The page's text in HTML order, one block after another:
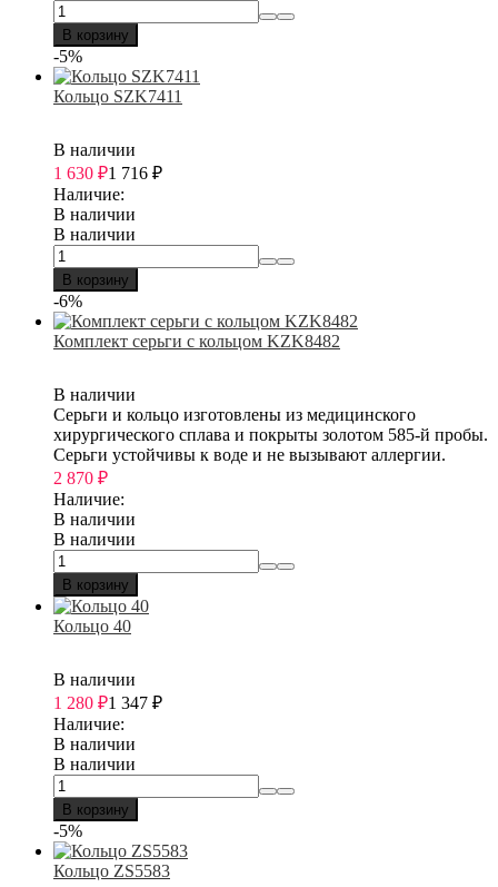
В корзину
-5%
Кольцо SZK7411
В наличии
1 630 ₽1 716 ₽
Наличие:
В наличии
В наличии
В корзину
-6%
Комплект серьги с кольцом KZK8482
В наличии
Серьги и кольцо изготовлены из медицинского
хирургического сплава и покрыты золотом 585-й пробы.
Серьги устойчивы к воде и не вызывают аллергии.
2 870 ₽
Наличие:
В наличии
В наличии
В корзину
Кольцо 40
В наличии
1 280 ₽1 347 ₽
Наличие:
В наличии
В наличии
В корзину
-5%
Кольцо ZS5583